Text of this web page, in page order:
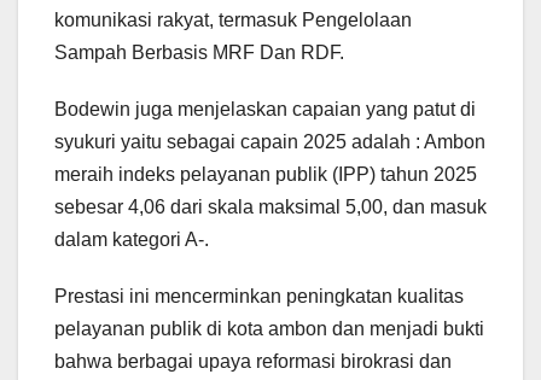
komunikasi rakyat, termasuk Pengelolaan
Sampah Berbasis MRF Dan RDF.
Bodewin juga menjelaskan capaian yang patut di
syukuri yaitu sebagai capain 2025 adalah : Ambon
meraih indeks pelayanan publik (IPP) tahun 2025
sebesar 4,06 dari skala maksimal 5,00, dan masuk
dalam kategori A-.
Prestasi ini mencerminkan peningkatan kualitas
pelayanan publik di kota ambon dan menjadi bukti
bahwa berbagai upaya reformasi birokrasi dan